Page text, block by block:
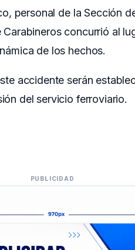
personal de la Sección
concurrió al
de los hechos.
accidente serán
del servicio ferroviario.
PUBLICIDAD